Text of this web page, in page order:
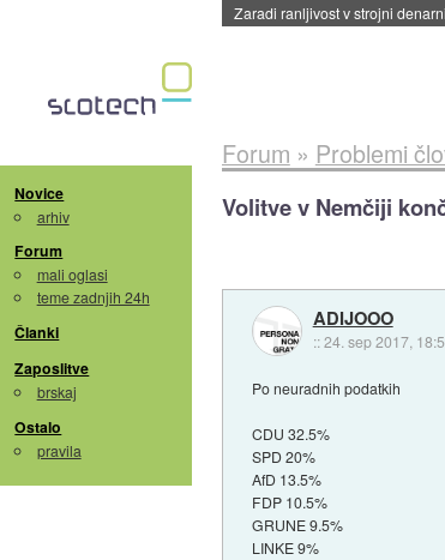
Zaradi ranljivost v strojni
Novice
arhiv
Forum
mali oglasi
teme zadnjih 24h
Članki
Zaposlitve
brskaj
Ostalo
pravila
Forum » Problemi
Volitve v Nemčiji
ADIJOOO
::24. sep 2017,
Po neuradnih podatkih
CDU 32.5%
SPD 20%
AfD 13.5%
FDP 10.5%
GRUNE 9.5%
LINKE 9%